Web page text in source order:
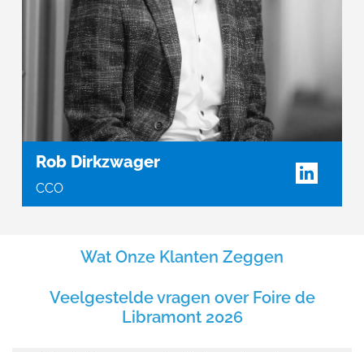
Rob Dirkzwager
CCO
Wat Onze Klanten Zeggen
Veelgestelde vragen over Foire de
Libramont 2026